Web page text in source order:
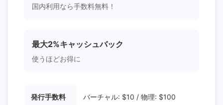
国内利用なら手数料無料！
最大2%キャッシュバック
使うほどお得に
発行手数料 バーチャル: $10 / 物理: $100